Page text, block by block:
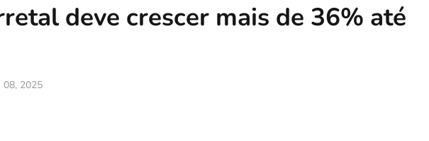
deve crescer mais de 36% até
2025